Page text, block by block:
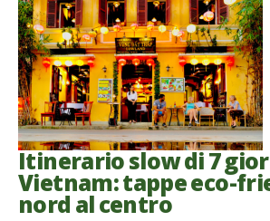
Itinerario slow di 7
Vietnam: tappe eco-
nord al centro